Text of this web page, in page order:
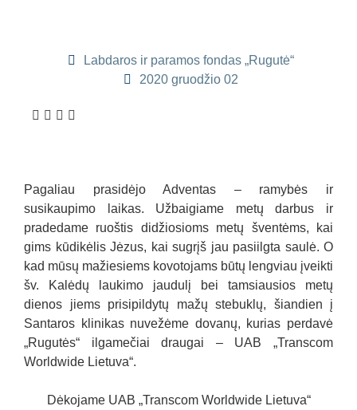
Labdaros ir paramos fondas „Rugutė“
2020 gruodžio 02
Pagaliau prasidėjo Adventas – ramybės ir
susikaupimo laikas. Užbaigiame metų darbus ir
pradedame ruoštis didžiosioms metų šventėms, kai
gims kūdikėlis Jėzus, kai sugrįš jau pasiilgta saulė. O
kad mūsų mažiesiems kovotojams būtų lengviau įveikti
šv. Kalėdų laukimo jaudulį bei tamsiausios metų
dienos jiems prisipildytų mažų stebuklų, šiandien į
Santaros klinikas nuvežėme dovanų, kurias perdavė
„Rugutės“ ilgamečiai draugai – UAB „Transcom
Worldwide Lietuva“.
Dėkojame UAB „Transcom Worldwide Lietuva“